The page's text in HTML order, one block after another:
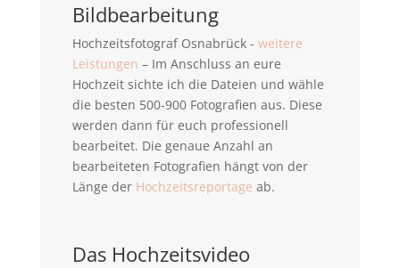
Bildbearbeitung
Hochzeitsfotograf Osnabrück - weitere
Leistungen – Im Anschluss an eure
Hochzeit sichte ich die Dateien und wähle
die besten 500-900 Fotografien aus. Diese
werden dann für euch professionell
bearbeitet. Die genaue Anzahl an
bearbeiteten Fotografien hängt von der
Länge der Hochzeitsreportage ab.
Das Hochzeitsvideo